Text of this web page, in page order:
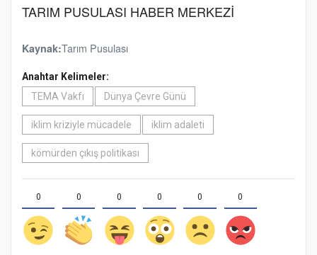
TARIM PUSULASI HABER MERKEZİ
Kaynak:Tarım Pusulası
Anahtar Kelimeler:
TEMA Vakfı
Dünya Çevre Günü
iklim kriziyle mücadele iklim adaleti
kömürden çıkış politikası
0 0 0 0 0 0